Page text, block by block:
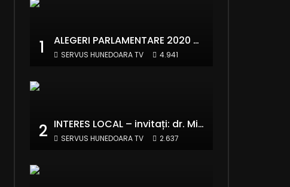
1 ALEGERI PARLAMENTARE 2020 – invitați: Ionela Florea și Emanuel Valentin Crișan – RE:Start România
SERVUS HUNEDOARA TV 4.941
2 INTERES LOCAL – invitați: dr. Mihai Panaitescu – Manager Teatrul de Artă Deva și Alexandru Grecu
SERVUS HUNEDOARA TV 2.637